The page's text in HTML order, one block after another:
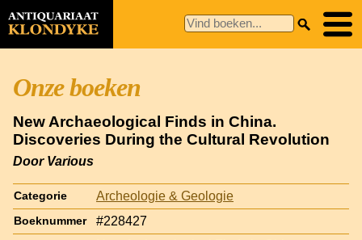
Onze boeken
New Archaeological Finds in China.
Discoveries During the Cultural Revolution
Door Various
Categorie Archeologie & Geologie
Boeknummer #228427